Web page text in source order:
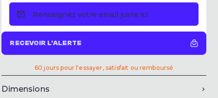
RECEVOIR L'ALERTE
60 jours pour l'essayer, satisfait ou remboursé
Dimensions